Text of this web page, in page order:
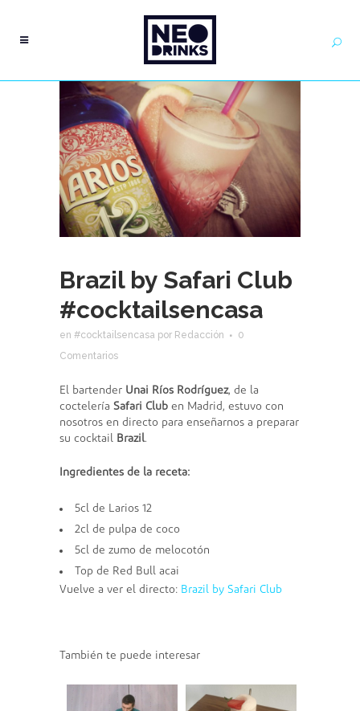
Brazil by Safari Club
#cocktailsencasa
en #cocktailsencasa por Redacción
0
Comentarios
El bartender Unai Ríos Rodríguez, de la
coctelería Safari Club en Madrid, estuvo con
nosotros en directo para enseñarnos a preparar
su cocktail Brazil.
Ingredientes de la receta:
5cl de Larios 12
2cl de pulpa de coco
5cl de zumo de melocotón
Top de Red Bull acai
Vuelve a ver el directo: Brazil by Safari Club
También te puede interesar